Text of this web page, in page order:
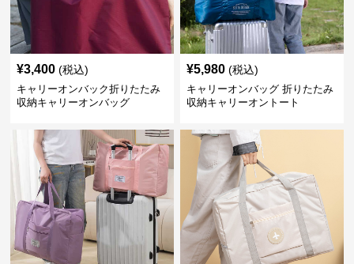
¥3,400 (税込)
キャリーオンバック折りたたみ
収納キャリーオンバッグ
¥5,980 (税込)
キャリーオンバッグ 折りたたみ
収納キャリーオントート